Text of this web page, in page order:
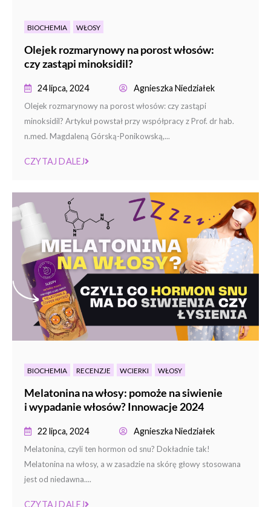
BIOCHEMIA WŁOSY
Olejek rozmarynowy na porost włosów:
czy zastąpi minoksidil?
24 lipca, 2024 Agnieszka Niedziałek
Olejek rozmarynowy na porost włosów: czy zastąpi
minoksidil? Artykuł powstał przy współpracy z Prof. dr hab.
n.med. Magdaleną Górską-Ponikowską,...
CZYTAJ DALEJ
BIOCHEMIA RECENZJE WCIERKI WŁOSY
Melatonina na włosy: pomoże na siwienie
i wypadanie włosów? Innowacje 2024
22 lipca, 2024 Agnieszka Niedziałek
Melatonina, czyli ten hormon od snu? Dokładnie tak!
Melatonina na włosy, a w zasadzie na skórę głowy stosowana
jest od niedawna....
CZYTAJ DALEJ